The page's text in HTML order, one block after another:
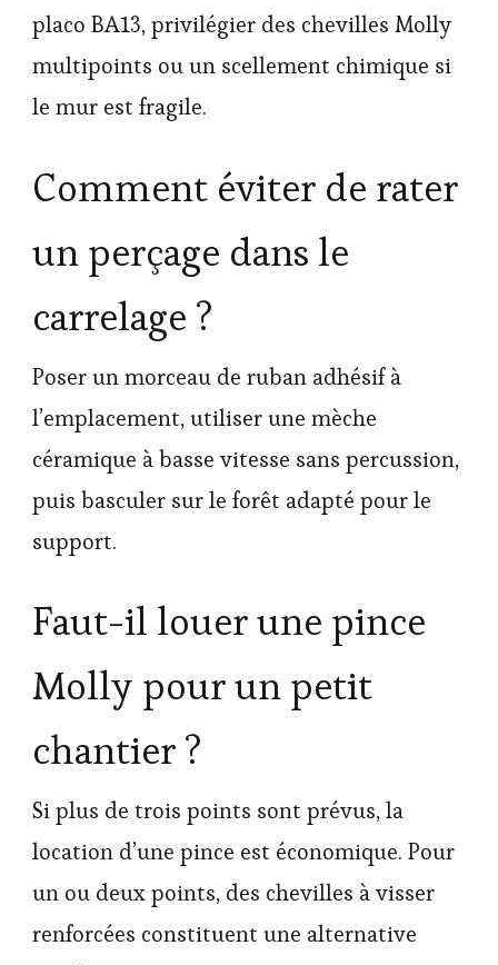
placo BA13, privilégier des chevilles Molly
multipoints ou un scellement chimique si
le mur est fragile.
Comment éviter de rater
un perçage dans le
carrelage ?
Poser un morceau de ruban adhésif à
l’emplacement, utiliser une mèche
céramique à basse vitesse sans percussion,
puis basculer sur le forêt adapté pour le
support.
Faut-il louer une pince
Molly pour un petit
chantier ?
Si plus de trois points sont prévus, la
location d’une pince est économique. Pour
un ou deux points, des chevilles à visser
renforcées constituent une alternative